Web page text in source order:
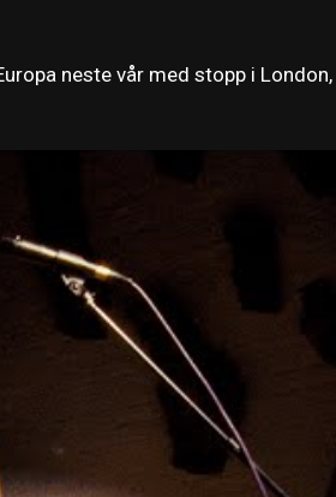
neste vår med stopp i London,